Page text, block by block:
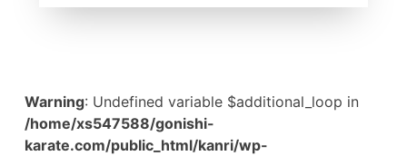
Warning: Undefined variable $additional_loop in
/home/xs547588/gonishi-
karate.com/public_html/kanri/wp-